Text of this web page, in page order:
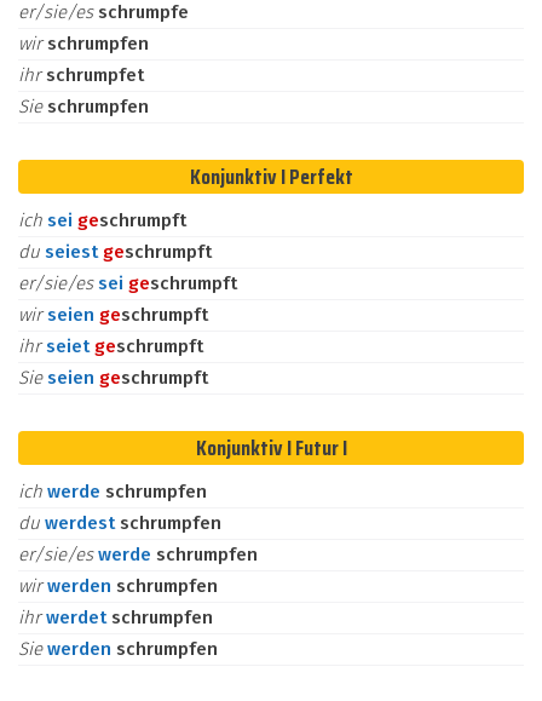
er/sie/es schrumpfe
wirschrumpfen
ihrschrumpfet
Sie schrumpfen
Konjunktiv I Perfekt
ich sei geschrumpft
du seiest geschrumpft
er/sie/essei geschrumpft
wirseien geschrumpft
ihrseiet geschrumpft
Sieseien geschrumpft
Konjunktiv I Futur I
ich werde schrumpfen
du werdest schrumpfen
er/sie/eswerde schrumpfen
wirwerden schrumpfen
ihrwerdet schrumpfen
Siewerden schrumpfen